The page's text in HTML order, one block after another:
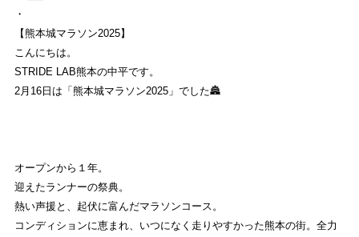
COLUMN
コラム
RECRUIT
採用
・
【熊本城マラソン2025】
こんにちは。
STRIDE LAB熊本の中平です。
2月16日は「熊本城マラソン2025」でした🏯
オープンから１年。
迎えたランナーの祭典。
熱い声援と、起伏に富んだマラソンコース。
コンディションに恵まれ、いつになく走りやすかった熊本の街。全力